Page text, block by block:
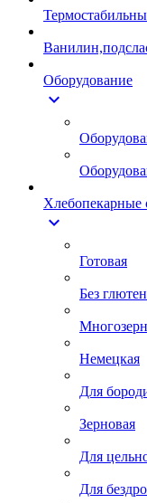
Оборудование
expand_more
Хлебопекарные
expand_more
Готовая
Без
Немецкая
Для
Зерновая
Для
Для